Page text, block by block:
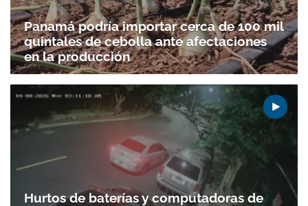
Panamá podría importar cerca de 100 mil
quintales de cebolla ante afectaciones
en la producción
Hurtos de baterías y computadoras de